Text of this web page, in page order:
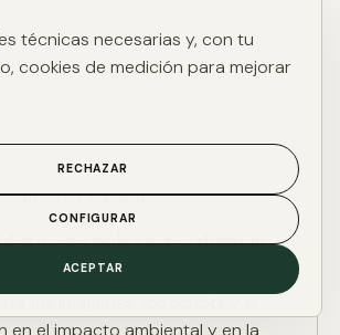
ENE. 2025·4 MIN
digital: cómo medir y reducir el impacto
las imágenes, los scripts y el
en el impacto ambiental y en la
técnicas necesarias y, con tu
cookies de medición para mejorar
RECHAZAR
CONFIGURAR
ACEPTAR